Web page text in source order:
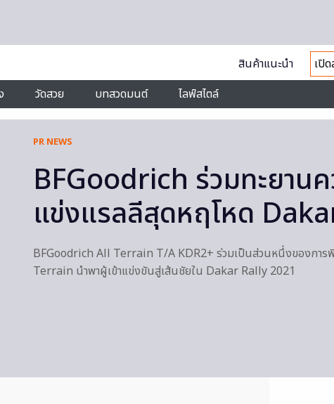
สินค้าแนะนำ
เปิ
วัดสวย บทสวดมนต์ ไลฟ์สไตล์
PR NEWS
BFGoodrich ร่วมทะยานค
แข่งแรลลีสุดหฤโหด
BFGoodrich All Terrain T/A KDR2+ ร่วมเป็นส่วนหนึ่งของการ
Terrain นำพาผู้เข้าแข่งขันสู่เส้นชัยใน Dakar Rally 2021